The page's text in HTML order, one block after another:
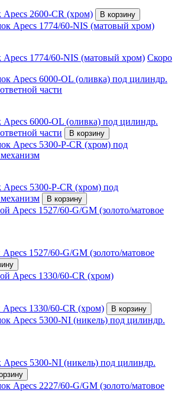
Apecs 2600-CR (хром)
В корзину
Apecs 1774/60-NIS (матовый хром) Скоро
Apecs 6000-OL (оливка) под цилиндр.
части
В корзину
Apecs 5300-P-CR (хром) под
В корзину
Apecs 1527/60-G/GM (золото/матовое
Apecs 1330/60-CR (хром)
В корзину
Apecs 5300-NI (никель) под цилиндр.